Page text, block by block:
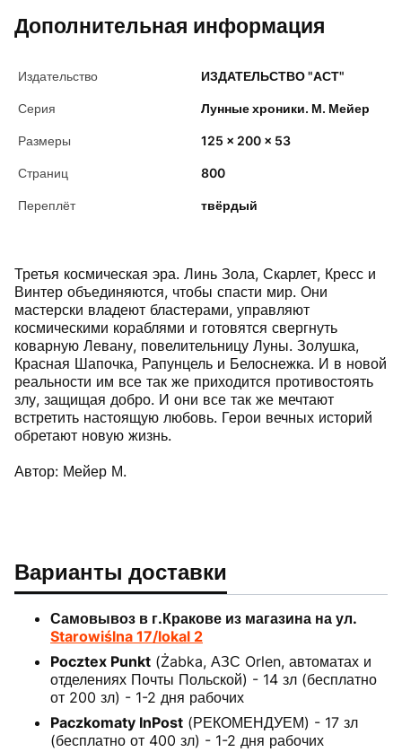
Дополнительная информация
Издательство ИЗДАТЕЛЬСТВО "АСТ"
Серия Лунные хроники. М. Мейер
Размеры 125 x 200 x 53
Страниц 800
Переплёт твёрдый
Третья космическая эра. Линь Зола, Скарлет, Кресс и
Винтер объединяются, чтобы спасти мир. Они
мастерски владеют бластерами, управляют
космическими кораблями и готовятся свергнуть
коварную Левану, повелительницу Луны. Золушка,
Красная Шапочка, Рапунцель и Белоснежка. И в новой
реальности им все так же приходится противостоять
злу, защищая добро. И они все так же мечтают
встретить настоящую любовь. Герои вечных историй
обретают новую жизнь.
Автор: Мейер М.
Варианты доставки
Самовывоз в г.Кракове из магазина на ул.
Starowiślna 17/lokal 2
Pocztex Punkt (Żabka, АЗС Orlen, автоматах и
отделениях Почты Польской) - 14 зл (бесплатно
от 200 зл) - 1-2 дня рабочих
Paczkomaty InPost (РЕКОМЕНДУЕМ) - 17 зл
(бесплатно от 400 зл) - 1-2 дня рабочих